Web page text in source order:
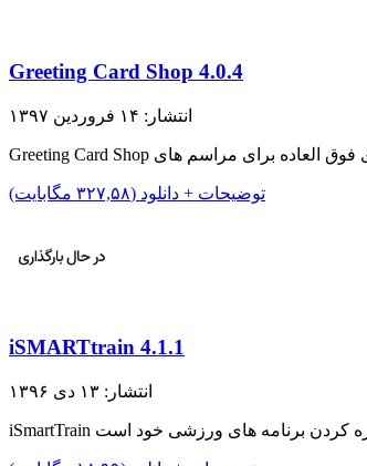
Greeting Card Shop 4.0.4
انتشار: ۱۴ فروردین ۱۳۹۷
توضیحات + دانلود (۳۲۷,۵۸ مگابایت)
iSMARTtrain 4.1.1
انتشار: ۱۳ دی ۱۳۹۶